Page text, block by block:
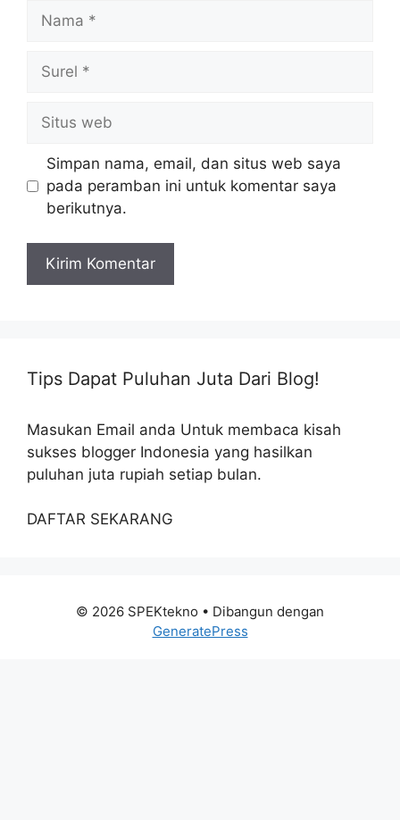
Nama
Surel
Situs
web
Simpan nama, email, dan situs web saya
pada peramban ini untuk komentar saya
berikutnya.
Tips Dapat Puluhan Juta Dari Blog!
Masukan Email anda Untuk membaca kisah
sukses blogger Indonesia yang hasilkan
puluhan juta rupiah setiap bulan.
DAFTAR SEKARANG
© 2026 SPEKtekno • Dibangun dengan
GeneratePress